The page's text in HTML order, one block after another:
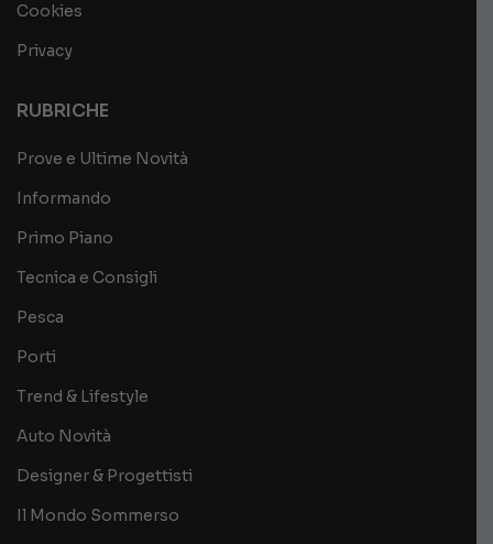
Cookies
Privacy
RUBRICHE
Prove e Ultime Novità
Informando
Primo Piano
Tecnica e Consigli
Pesca
Porti
Trend & Lifestyle
Auto Novità
Designer & Progettisti
Il Mondo Sommerso